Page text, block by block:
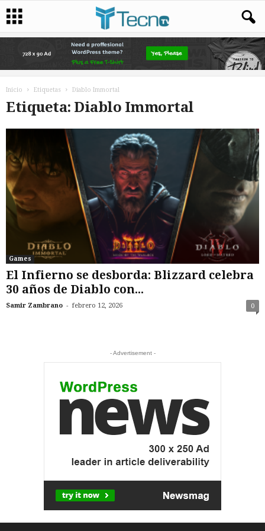
Inicio Etiquetas Diablo Immortal
Etiqueta: Diablo Immortal
Games
​El Infierno se desborda: Blizzard celebra
30 años de Diablo con...
Samir Zambrano - febrero 12, 2026 0
- Advertisement -